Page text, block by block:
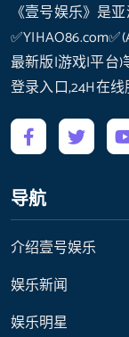
《壹号娱乐》是
最新版|游戏|平台
登录入口,24H在线
导航
介绍壹号娱乐
娱乐新闻
娱乐明星